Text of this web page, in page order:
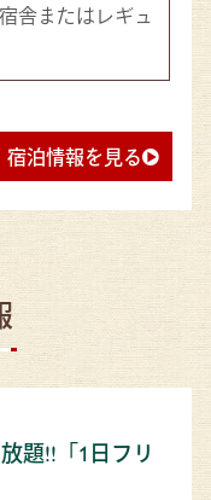
舎またはレギュ
宿泊情報を見る
題!!「1日フリ